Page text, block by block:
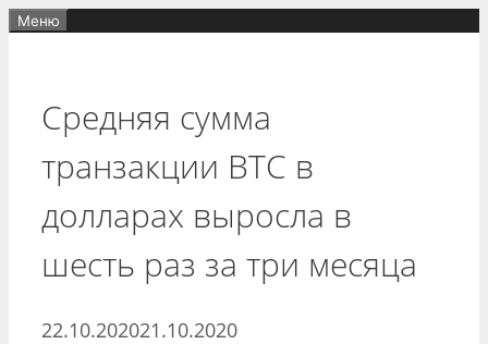
Перейти
Меню
Средняя сумма
транзакции BTC в
долларах выросла в
шесть раз за три месяца
22.10.202021.10.2020